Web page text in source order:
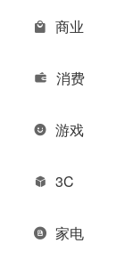
商业
消费
游戏
3C
家电